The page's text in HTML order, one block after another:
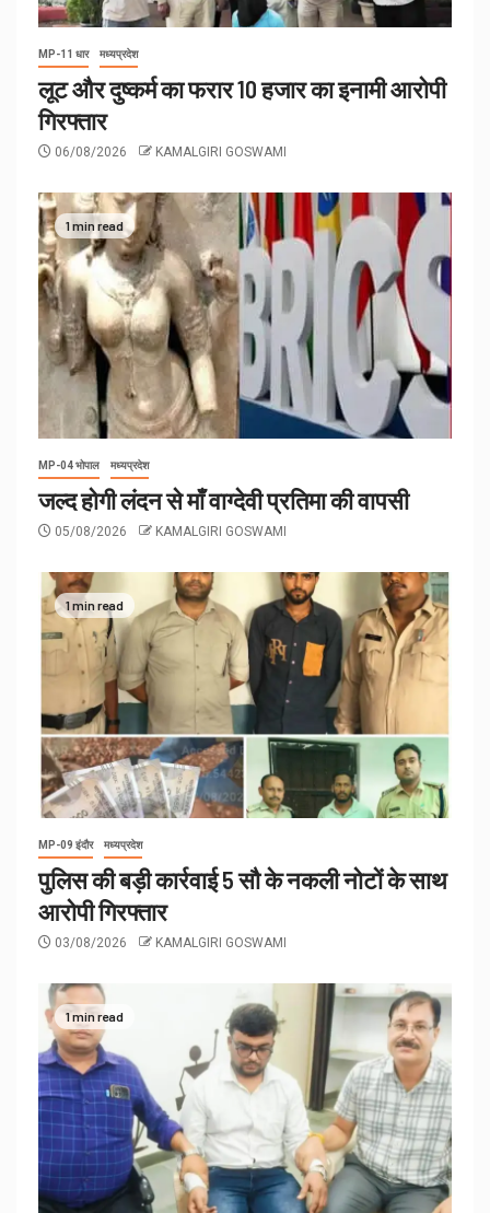
MP-11 धार मध्यप्रदेश
लूट और दुष्कर्म का फरार 10 हजार का इनामी आरोपी
गिरफ्तार
06/08/2026 KAMALGIRI GOSWAMI
1 min read
MP-04 भोपाल मध्यप्रदेश
जल्द होगी लंदन से माँ वाग्देवी प्रतिमा की वापसी
05/08/2026 KAMALGIRI GOSWAMI
1 min read
MP-09 इंदौर मध्यप्रदेश
पुलिस की बड़ी कार्रवाई 5 सौ के नकली नोटों के साथ
आरोपी गिरफ्तार
03/08/2026 KAMALGIRI GOSWAMI
1 min read